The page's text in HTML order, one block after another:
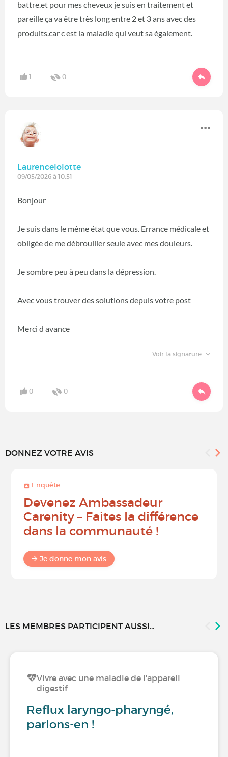
battre.et pour mes cheveux je suis en traitement et
pareille ça va être très long entre 2 et 3 ans avec des
produits.car c est la maladie qui veut sa également.
1 0
Laurencelolotte
09/05/2026 à 10:51
Bonjour
Je suis dans le même état que vous. Errance médicale et
obligée de me débrouiller seule avec mes douleurs.
Je sombre peu à peu dans la dépression.
Avec vous trouver des solutions depuis votre post
Merci d avance
Voir la signature
0 0
DONNEZ VOTRE AVIS
Enquête
Devenez Ambassadeur
Carenity – Faites la différence
dans la communauté !
Je donne mon avis
LES MEMBRES PARTICIPENT AUSSI...
Vivre avec une maladie de l'appareil
digestif
Reflux laryngo-pharyngé,
parlons-en !